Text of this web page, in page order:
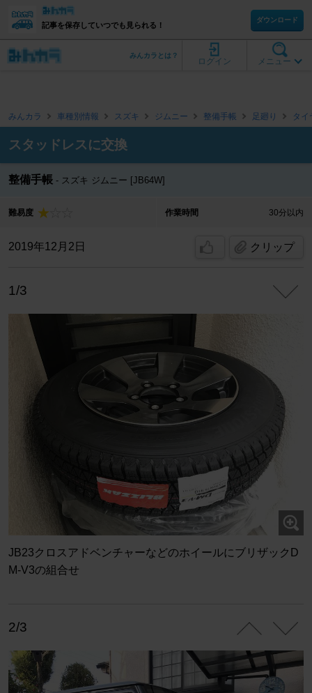
記事を保存していつでも見られる！
ダウンロード
メニュー
ログイン
みんカラとは？
みんカラ 車種別情報 スズキ ジムニー 整備手帳 足廻り タイ
スタッドレスに交換
整備手帳 スズキ ジムニー [JB64W]
難易度 作業時間 30分以内
2019年12月2日 クリップ
1/3
JB23クロスアドベンチャーなどのホイールにブリザックD
M-V3の組合せ
2/3